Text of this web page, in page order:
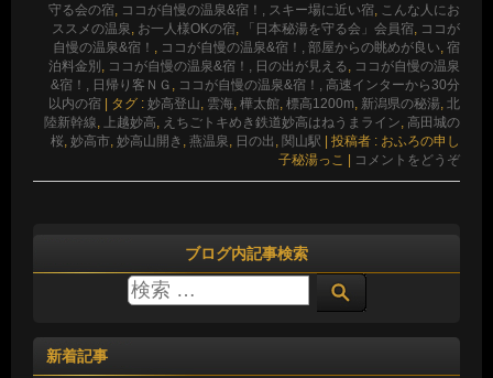
守る会の宿 ココが自慢の温泉&宿！, スキー場に近い宿
こんな人にお
ススメの温泉 お一人様OKの宿 「日本秘湯を守る会」会員宿 ココが
自慢の温泉&宿！
ココが自慢の温泉&宿！, 部屋からの眺めが良い 宿
泊料金別
ココが自慢の温泉&宿！, 日の出が見える
ココが自慢の温泉
&宿！, 日帰り客ＮＧ
ココが自慢の温泉&宿！, 高速インターから30分
以内の宿 | タグ : 妙高登山 雲海 樺太館 標高1200m 新潟県の秘湯 北
陸新幹線
上越妙高 えちごトキめき鉄道妙高はねうまライン 高田城の
桜 妙高市 妙高山開き 燕温泉 日の出 関山駅 | 投稿者 : おふろの申し
子秘湯っこ | コメントをどうぞ
ブログ内記事検索
新着記事